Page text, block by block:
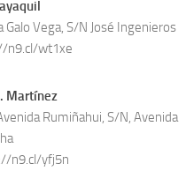
Vega, S/N José Ingenieros
n9.cl/wt1xe
Martínez
Rumiñahui, S/N, Avenida
n9.cl/yfj5n